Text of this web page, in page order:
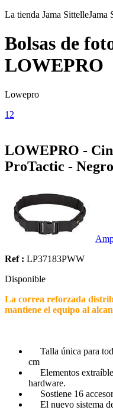
La tienda Jama SittelleJama
Bolsas de
LOWEPRO
Lowepro
1 2
LOWEPRO -
ProTactic - Negro
Ref : LP37183PWW
Disponible
La correa reforzada
mantiene el equipo al
Talla única para
cm
Elementos
hardware.
Sostiene 16
El nuevo sistema de